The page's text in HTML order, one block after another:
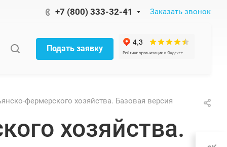
+7 (800) 333-32-41 Заказать звонок
Подать заявку
фермерского хозяйства. Базовая версия
хозяйства.